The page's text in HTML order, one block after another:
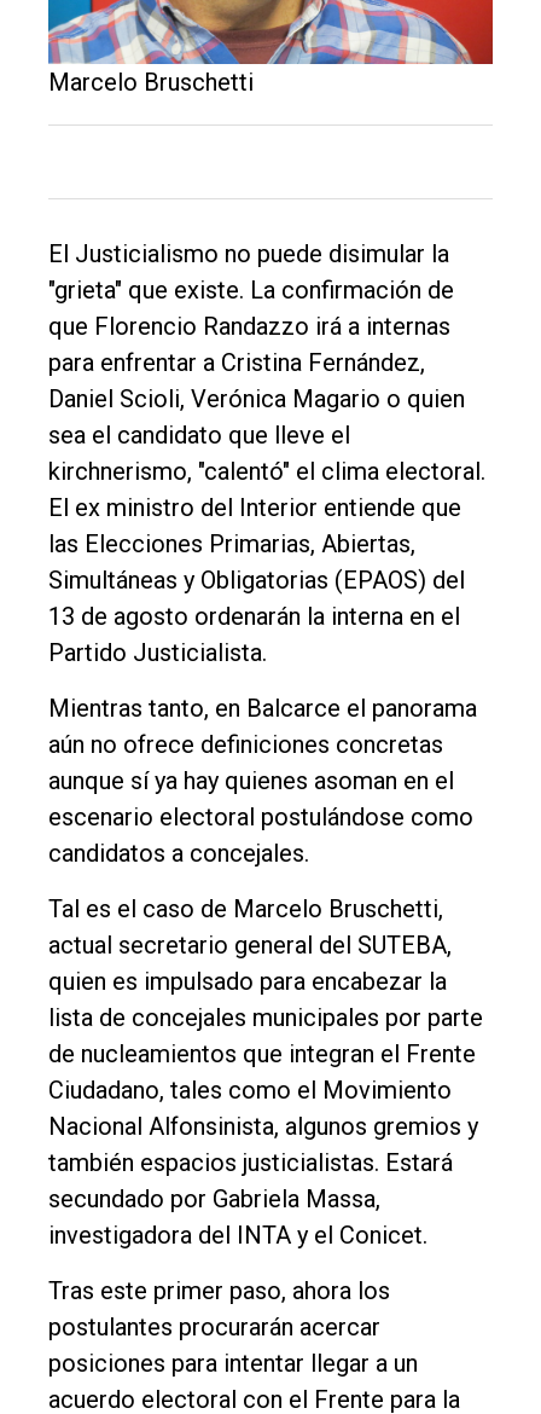
General
Política
Rural
Deportes
Fúnebres
Edición
Empresa
Nosotros
Contacto
Marcelo Bruschetti
El Justicialismo no puede disimular la
"grieta" que existe. La confirmación de
que Florencio Randazzo irá a internas
para enfrentar a Cristina Fernández,
Daniel Scioli, Verónica Magario o quien
sea el candidato que lleve el
kirchnerismo, "calentó" el clima electoral.
El ex ministro del Interior entiende que
las Elecciones Primarias, Abiertas,
Simultáneas y Obligatorias (EPAOS) del
13 de agosto ordenarán la interna en el
Partido Justicialista.
Mientras tanto, en Balcarce el panorama
aún no ofrece definiciones concretas
aunque sí ya hay quienes asoman en el
escenario electoral postulándose como
candidatos a concejales.
Tal es el caso de Marcelo Bruschetti,
actual secretario general del SUTEBA,
quien es impulsado para encabezar la
lista de concejales municipales por parte
de nucleamientos que integran el Frente
Ciudadano, tales como el Movimiento
Nacional Alfonsinista, algunos gremios y
también espacios justicialistas. Estará
secundado por Gabriela Massa,
investigadora del INTA y el Conicet.
Tras este primer paso, ahora los
postulantes procurarán acercar
posiciones para intentar llegar a un
acuerdo electoral con el Frente para la